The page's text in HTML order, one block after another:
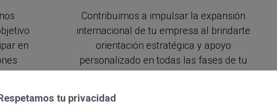
en
Contribuimos a impulsar la expansión
internacional de tu empresa al brindarte
orientación estratégica y apoyo
personalizado en todas las fases de tu
tu privacidad